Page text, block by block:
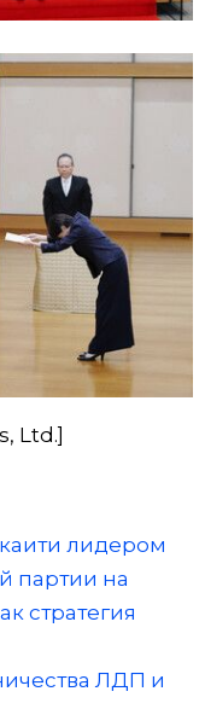
Ltd.]
лидером
партии на
стратегия
ЛДП и